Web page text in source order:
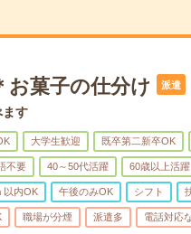
お菓子の仕分け 派遣
す
大学生歓迎 既卒第二新卒OK
不要 40～50代活躍 60歳以上活躍
以内OK 午後のみOK シフト
職場が分煙 派遣多 電話対応